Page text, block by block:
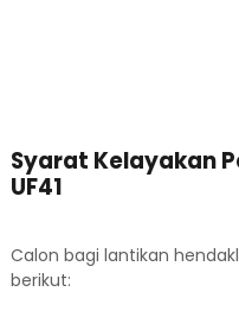
Syarat Kelayakan
UF41
Calon bagi lantikan
berikut: